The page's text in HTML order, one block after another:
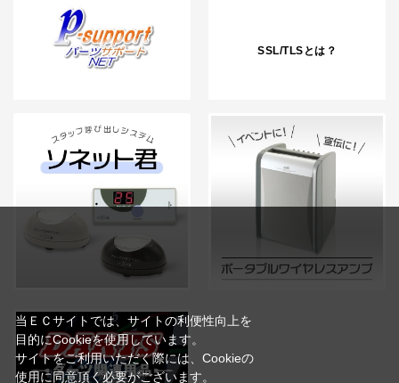
SSL/TLSとは？
当ＥＣサイトでは、サイトの利便性向上を
目的にCookieを使用しています。
サイトをご利用いただく際には、Cookieの
使用に同意頂く必要がございます。